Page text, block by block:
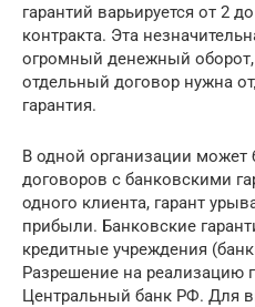
гарантий варьируется от 2
контракта. Эта
огромный денежный
отдельный договор нужна
гарантия.
В одной организации может
договоров с банковскими
одного клиента, гарант
прибыли. Банковские
кредитные учреждения
Разрешение на реализацию
Центральный банк РФ. Для